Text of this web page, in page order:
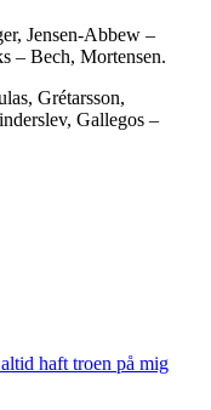
Jensen-Abbew –
– Bech, Mortensen.
Grétarsson,
Gallegos –
haft troen på mig